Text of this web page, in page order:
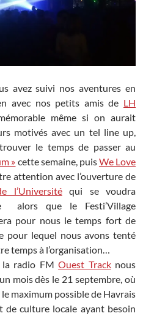
avez suivi nos aventures en
avec nos petits amis de LH
même si on aurait
motivés avec un tel line up,
le temps de passer au
» cette semaine, puisWe Love
attention avec l’ouverture de
l’Universitéqui se voudra
alors que le Festi’Village
pour nous le temps fort de
pour lequel nous avons tenté
temps à l’organisation…
la radio FMOuest Tracknous
mois dès le 21 septembre, où
maximum possible de Havrais
de culture locale ayant besoin